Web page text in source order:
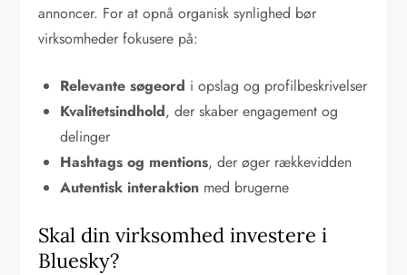
annoncer. For at opnå organisk synlighed bør
virksomheder fokusere på:
Relevante søgeord i opslag og profilbeskrivelser
Kvalitetsindhold, der skaber engagement og
delinger
Hashtags og mentions, der øger rækkevidden
Autentisk interaktion med brugerne
Skal din virksomhed investere i
Bluesky?